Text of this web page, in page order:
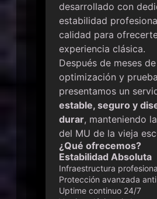
desarrollado con
estabilidad
calidad para
experiencia clásica.
Después de meses
optimización y
presentamos un
estable, seguro y
durar, manteniendo
del MU de la vieja
¿Qué ofrecemos?
Estabilidad Absoluta
Infraestructura
Protección avanzada
Uptime continuo 24/7